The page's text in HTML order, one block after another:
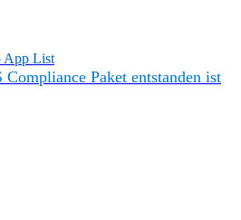
App List
Paket entstanden ist